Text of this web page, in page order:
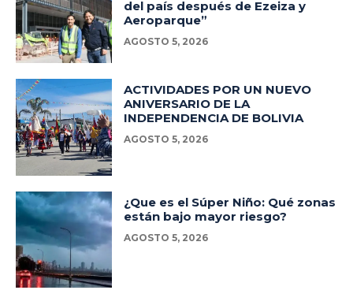
del país después de Ezeiza y
Aeroparque”
AGOSTO 5, 2026
ACTIVIDADES POR UN NUEVO
ANIVERSARIO DE LA
INDEPENDENCIA DE BOLIVIA
AGOSTO 5, 2026
¿Que es el Súper Niño: Qué zonas
están bajo mayor riesgo?
AGOSTO 5, 2026